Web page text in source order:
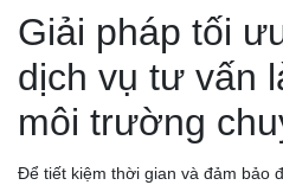
Giải pháp tối
dịch vụ tư vấn
môi trường
Để tiết kiệm thời gian và đảm bảo